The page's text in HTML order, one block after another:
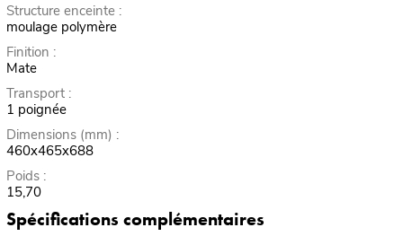
Structure enceinte :
moulage polymère
Finition :
Mate
Transport :
1 poignée
Dimensions (mm) :
460x465x688
Poids :
15,70
Spécifications complémentaires